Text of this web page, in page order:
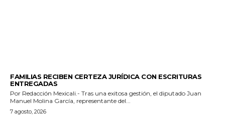
FAMILIAS RECIBEN CERTEZA JURÍDICA CON ESCRITURAS
ENTREGADAS
Por Redacción Mexicali.- Tras una exitosa gestión, el diputado Juan
Manuel Molina García, representante del...
7 agosto, 2026